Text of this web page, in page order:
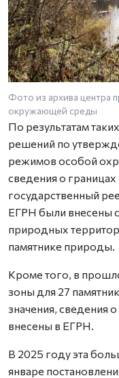
Фото из архива центра
окружающей среды
По результатам
решений по
режимов особой
сведения о
государственный
ЕГРН были внесены
природных
памятнике природы.
Кроме того, в
зоны для 27
значения, сведения
внесены в ЕГРН.
В 2025 году эта
январе